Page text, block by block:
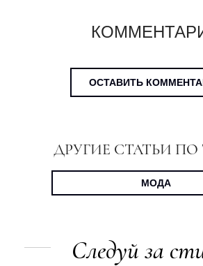
ОСТАВИТЬ
ДРУГИЕ СТАТЬИ
МОДА
Следуй за